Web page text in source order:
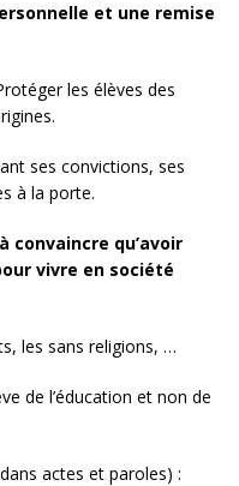
et une remise
les élèves des
ses convictions, ses
à la porte.
convaincre qu’avoir
vivre en société
les sans religions, …
de l’éducation et non de
actes et paroles) :